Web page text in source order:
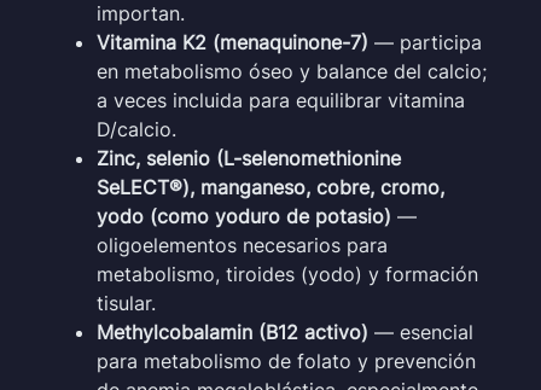
importan.
Vitamina K2 (menaquinone-7) — participa
en metabolismo óseo y balance del calcio;
a veces incluida para equilibrar vitamina
D/calcio.
Zinc, selenio (L-selenomethionine
SeLECT®), manganeso, cobre, cromo,
yodo (como yoduro de potasio) —
oligoelementos necesarios para
metabolismo, tiroides (yodo) y formación
tisular.
Methylcobalamin (B12 activo) — esencial
para metabolismo de folato y prevención